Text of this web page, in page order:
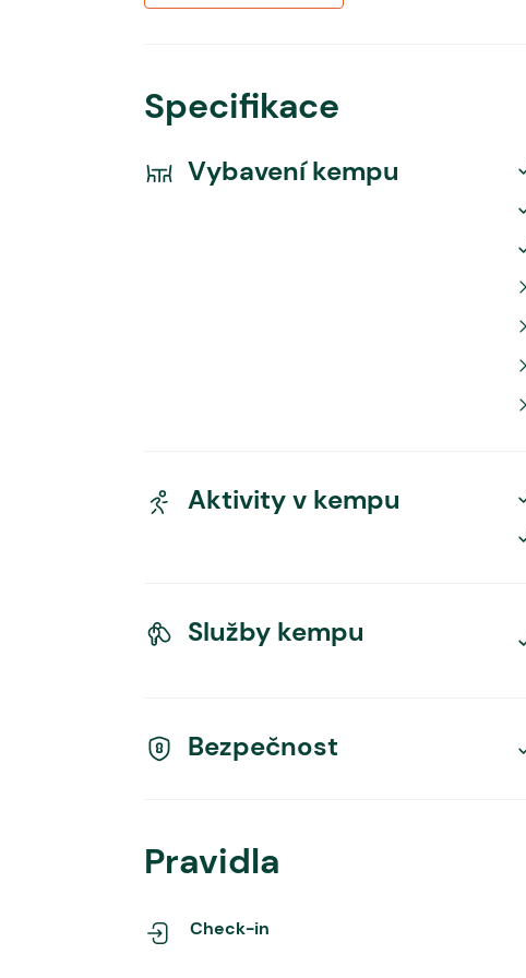
Specifikace
Vybavení kempu
Aktivity v kempu
Služby kempu
Bezpečnost
Pravidla
Check-in